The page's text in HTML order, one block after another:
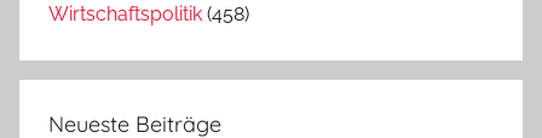
Wirtschaftspolitik (458)
Neueste Beiträge